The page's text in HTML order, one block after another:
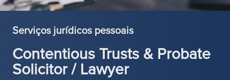
Serviços jurídicos pessoais
Contentious Trusts & Probate
Solicitor / Lawyer